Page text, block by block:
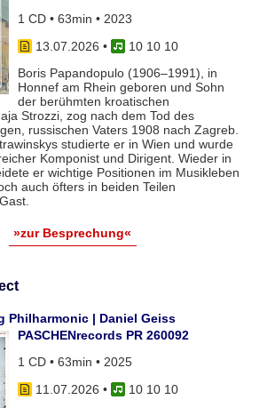
1 CD • 63min • 2023
13.07.2026 •
10 10 10
Boris Papandopulo (1906–1991), in
Honnef am Rhein geboren und Sohn
der berühmten kroatischen
Strozzi, zog nach dem Tod des
russischen Vaters 1908 nach Zagreb.
studierte er in Wien und wurde
Komponist und Dirigent. Wieder in
er wichtige Positionen im Musikleben
auch öfters in beiden Teilen
»zur Besprechung«
Philharmonic | Daniel Geiss
PASCHENrecords PR 260092
1 CD • 63min • 2025
11.07.2026 •
10 10 10